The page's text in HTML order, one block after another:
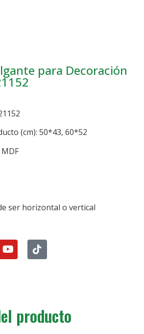
para Decoración
(cm): 50*43, 60*52
ser horizontal o vertical
producto